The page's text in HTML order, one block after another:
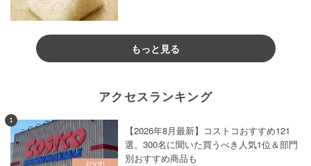
もっと見る
アクセスランキング
1
【2026年8月最新】コストコおすすめ121
選。300名に聞いた買うべき人気1位＆部門
別おすすめ商品も